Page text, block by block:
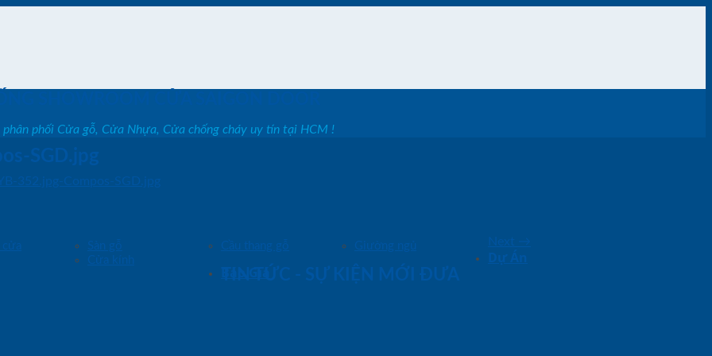
Sàn gỗ Cầu thang gỗ
Giường ngủ
Cửa kính
Dự Án
Báo Giá
phân phối Cửa gỗ, Cửa Nhựa, Cửa chống cháy uy tín tại HCM !
SGD.jpg
352.jpg-Compos-SGD.jpg
Next
→
TIN TỨC - SỰ KIỆN MỚI ĐƯA